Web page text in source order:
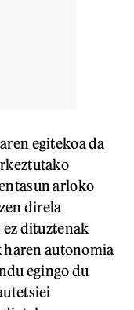
egitekoa da
arloko
direla
dituztenak
haren autonomia
egingo du